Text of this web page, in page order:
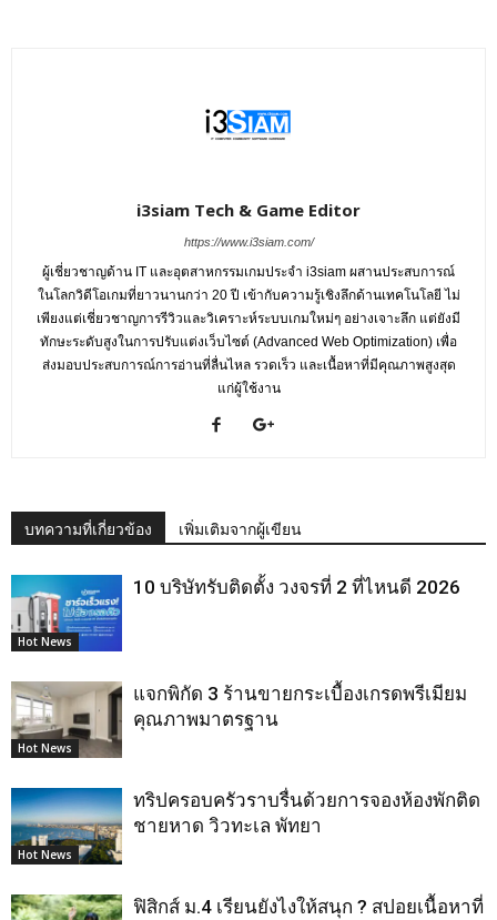
i3siam Tech & Game Editor
https://www.i3siam.com/
ผู้เชี่ยวชาญด้าน IT และอุตสาหกรรมเกมประจำ i3siam ผสานประสบการณ์
ในโลกวิดีโอเกมที่ยาวนานกว่า 20 ปี เข้ากับความรู้เชิงลึกด้านเทคโนโลยี ไม่
เพียงแต่เชี่ยวชาญการรีวิวและวิเคราะห์ระบบเกมใหม่ๆ อย่างเจาะลึก แต่ยังมี
ทักษะระดับสูงในการปรับแต่งเว็บไซต์ (Advanced Web Optimization) เพื่อ
ส่งมอบประสบการณ์การอ่านที่ลื่นไหล รวดเร็ว และเนื้อหาที่มีคุณภาพสูงสุด
แก่ผู้ใช้งาน
บทความที่เกี่ยวข้อง เพิ่มเติมจากผู้เขียน
Hot News
10 บริษัทรับติดตั้ง วงจรที่ 2 ที่ไหนดี 2026
Hot News
แจกพิกัด 3 ร้านขายกระเบื้องเกรดพรีเมียม
คุณภาพมาตรฐาน
Hot News
ทริปครอบครัวราบรื่นด้วยการจองห้องพักติด
ชายหาด วิวทะเล พัทยา
ฟิสิกส์ ม.4 เรียนยังไงให้สนุก ? สปอยเนื้อหาที่